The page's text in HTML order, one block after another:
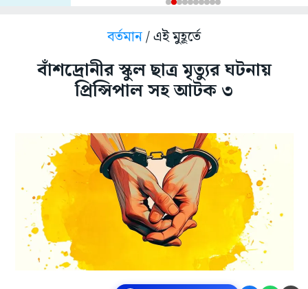
বর্তমান/ এই মুহূর্তে
বাঁশদ্রোনীর স্কুল ছাত্র মৃত্যুর ঘটনায়
প্রিন্সিপাল সহ আটক ৩